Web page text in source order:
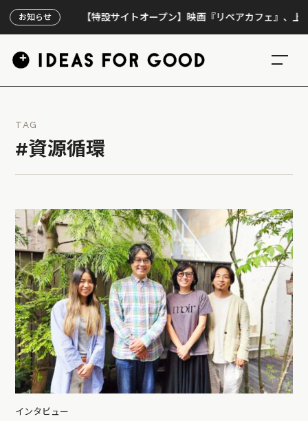
お知らせ【特設サイトオープン】映画『リペアカフェ』、上映300
TAG
#資源循環
インタビュー